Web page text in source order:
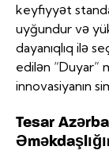
keyfiyyət
uyğundur və
dayanıqlıq ilə
edilən “Duyar”
innovasiyanın
Tesar